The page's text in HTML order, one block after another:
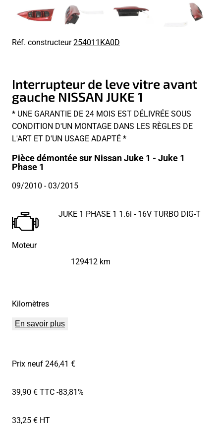
Réf. constructeur254011KA0D
Interrupteur de leve vitre avant
gauche NISSAN JUKE 1
* UNE GARANTIE DE 24 MOIS EST DÉLIVRÉE SOUS
CONDITION D'UN MONTAGE DANS LES RÈGLES DE
L'ART ET D'UN USAGE ADAPTÉ *
Pièce démontée sur Nissan Juke 1 - Juke 1
Phase 1
09/2010 - 03/2015
Moteur
JUKE 1 PHASE 1 1.6i - 16V TURBO DIG-T
Kilomètres
129412 km
En savoir plus
Prix neuf 246,41 €
39,90 € TTC-83,81%
33,25 € HT